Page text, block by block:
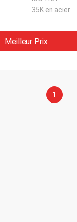
35K en acier
Meilleur Prix
1